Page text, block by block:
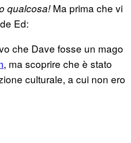
qualcosa!Ma prima che vi
Ed:
che Dave fosse un mago
, ma scoprire che è stato
culturale, a cui non ero